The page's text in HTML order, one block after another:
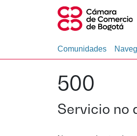
Comunidades
500
Servicio no